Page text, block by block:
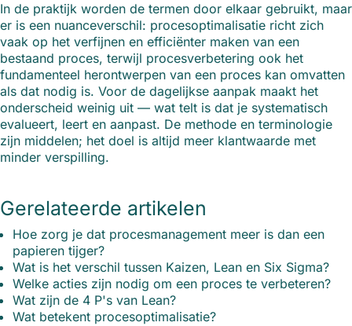
In de praktijk worden de termen door elkaar gebruikt, maar
er is een nuanceverschil: procesoptimalisatie richt zich
vaak op het verfijnen en efficiënter maken van een
bestaand proces, terwijl procesverbetering ook het
fundamenteel herontwerpen van een proces kan omvatten
als dat nodig is. Voor de dagelijkse aanpak maakt het
onderscheid weinig uit — wat telt is dat je systematisch
evalueert, leert en aanpast. De methode en terminologie
zijn middelen; het doel is altijd meer klantwaarde met
minder verspilling.
Gerelateerde artikelen
Hoe zorg je dat procesmanagement meer is dan een
papieren tijger?
Wat is het verschil tussen Kaizen, Lean en Six Sigma?
Welke acties zijn nodig om een proces te verbeteren?
Wat zijn de 4 P's van Lean?
Wat betekent procesoptimalisatie?